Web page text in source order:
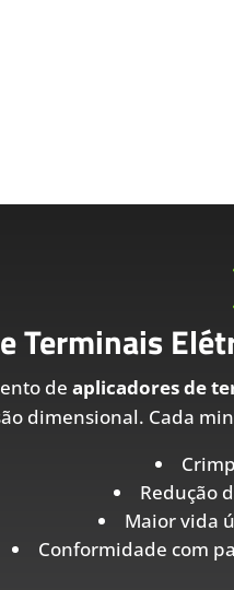
Terminais
de aplicadores de
dimensional. Cada
Redução
Maior vida
Conformidade com